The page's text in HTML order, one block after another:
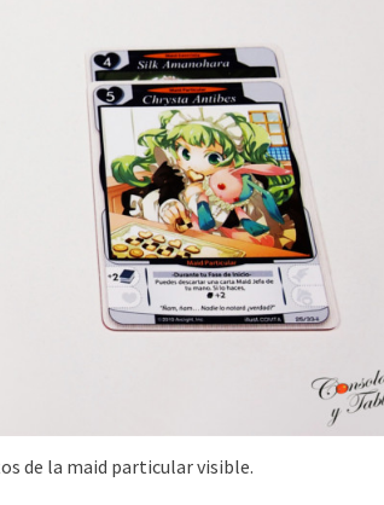
de la maid particular visible.